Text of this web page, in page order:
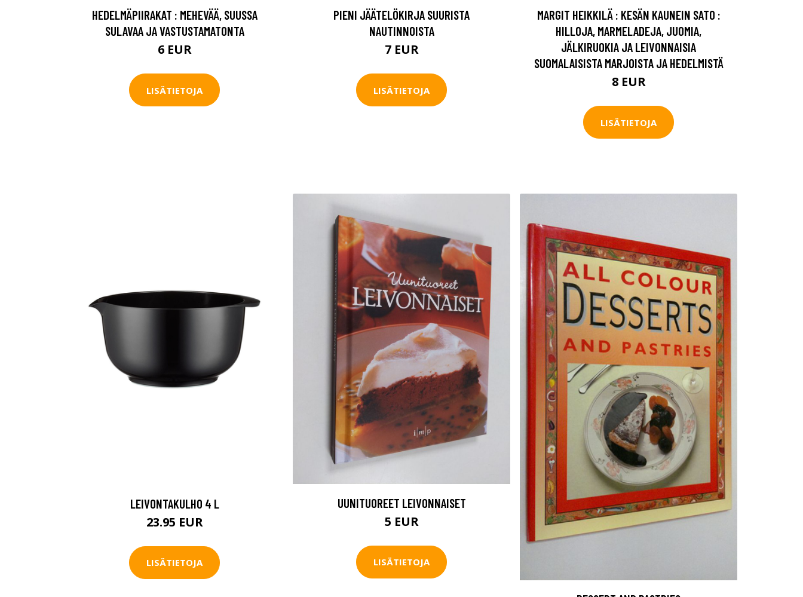
HEDELMÄPIIRAKAT : MEHEVÄÄ, SUUSSA
SULAVAA JA VASTUSTAMATONTA
6 EUR
LISÄTIETOJA
PIENI JÄÄTELÖKIRJA SUURISTA
NAUTINNOISTA
7 EUR
LISÄTIETOJA
MARGIT HEIKKILÄ : KESÄN KAUNEIN SATO :
HILLOJA, MARMELADEJA, JUOMIA,
JÄLKIRUOKIA JA LEIVONNAISIA
SUOMALAISISTA MARJOISTA JA HEDELMISTÄ
8 EUR
LISÄTIETOJA
LEIVONTAKULHO 4 L
23.95 EUR
LISÄTIETOJA
UUNITUOREET LEIVONNAISET
5 EUR
LISÄTIETOJA